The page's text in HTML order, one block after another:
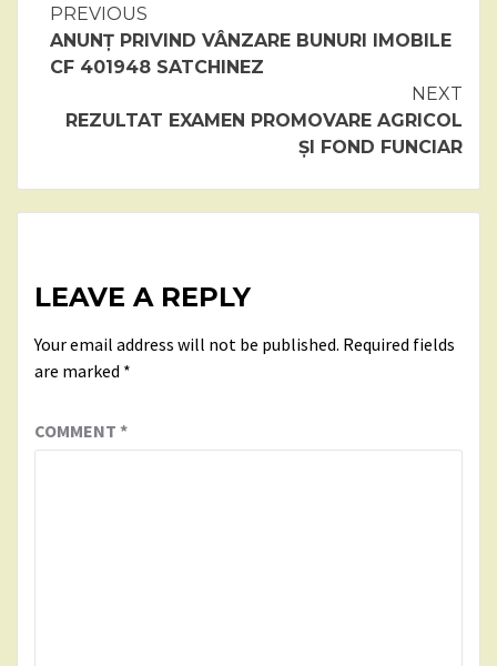
Continue
Reading
PREVIOUS
ANUNȚ PRIVIND VÂNZARE BUNURI IMOBILE
CF 401948 SATCHINEZ
NEXT
REZULTAT EXAMEN PROMOVARE AGRICOL
ȘI FOND FUNCIAR
LEAVE A REPLY
Your email address will not be published. Required fields
are marked *
COMMENT *